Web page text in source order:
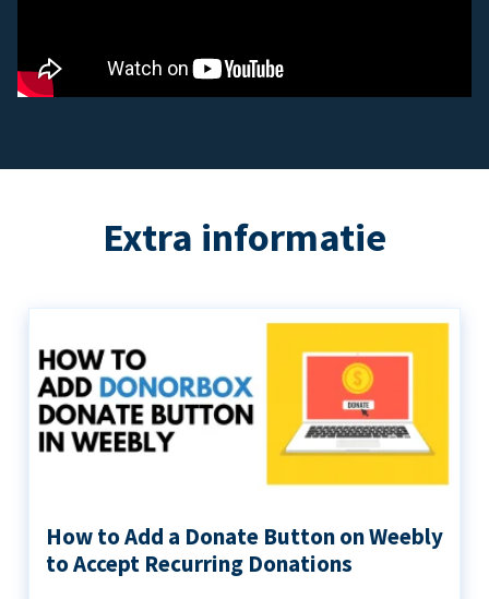
Extra informatie
How to Add a Donate Button on Weebly
to Accept Recurring Donations